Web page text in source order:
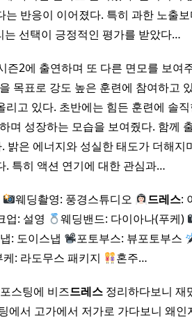
는 반응이 이어졌다. 특히 과한 노출
는 선택이 긍정적인 평가를 받았다…
즌2에 출연하며 또 다른 면모를 보여
목표로 강도 높은 훈련에 참여하고
고 있다. 초반에는 힘든 훈련에 솔
며 성장하는 모습을 보여줬다. 함께
밝은 에너지와 성실한 태도가 더해지
. 특히 액션 연기에 대한 관심과…
웨딩촬영: 풍경스튜디오 드레스:
업: 설영 웨딩밴드: 다이아나(푸케)
: 도이스냅 포토부스: 뷰포토부스
케: 라도무스 패키지 혼주…
스팅에 비즈드레스 정리하다보니 재
에서 고가에서 저가로 가다보니 왜인